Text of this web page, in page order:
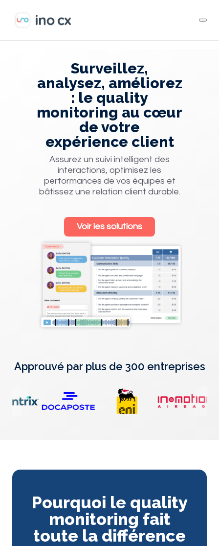
Surveillez,
analysez, améliorez
: le quality
monitoring au cœur
de votre
expérience client
Assurez un suivi intelligent des
interactions, optimisez les
performances de vos équipes et
bâtissez une relation client durable.
Voir les solutions
Approuvé par plus de 300 entreprises
Pourquoi le quality
monitoring fait
toute la différence